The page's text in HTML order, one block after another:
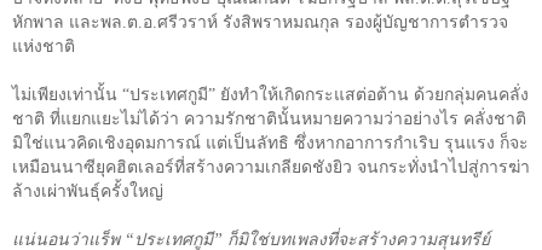
หักพาล และพล.ต.อ.ศรีวราห์ รังสิพราหมณกุล รองผู้บัญชาการตำรวจ
แห่งชาติ
ไม่เพียงเท่านั้น “ประเทศกูมี” ยังทำให้เกิดกระแสต่อต้าน ด้วยกลุ่มคนคลั่ง
ชาติ ที่แยกแยะไม่ได้ว่า ความรักชาตินั้นหมายความว่าอย่างไร คลั่งชาติ
มิใช่แนวคิดเชิงอุดมการณ์ แต่เป็นลัทธิ ซึ่งหากอาการกำเริบ รุนแรง ก็จะ
เหมือนนาซียุคฮิตเลอร์ที่สร้างความเกลียดชังยิว จนกระทั่งนำไปสู่การฆ่า
ล้างเผ่าพันธุ์ครั้งใหญ่
แน่นอนว่าแร็พ “ประเทศกูมี” ก็มิใช่บทเพลงที่จะสร้างความสุนทรีย์